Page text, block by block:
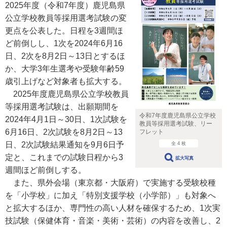
令和7年度鹿児島県公立学校
教員等採用選考試験、リー
フレット
全 4 枚
拡大写真
2025年度（令和7年度）鹿児島県
公立学校教員等採用選考試験の変
更点を公表した。日程を3週間ほ
ど前倒しし、1次を2024年6月16
日、2次を8月2日～13日とするほ
か、大学3年生選考や受験年齢59
歳引上げなど対象者も拡大する。
2025年度鹿児島県公立学校教員
等採用選考試験は、出願期間を
2024年4月1日～30日、1次試験を
6月16日、2次試験を8月2日～13
日、2次試験結果通知を9月6日予
定と、これまでの試験日程から3
週間ほど前倒しする。
また、県外会場（東京都・大阪府）で実施する受験校種
を「小学校」に加え「特別支援学校（小学部）」も対象へ
と拡大するほか、専門性の高い人材を確保するため、1次実
技試験（保健体育・音楽・美術・芸術）の内容を改善し、2